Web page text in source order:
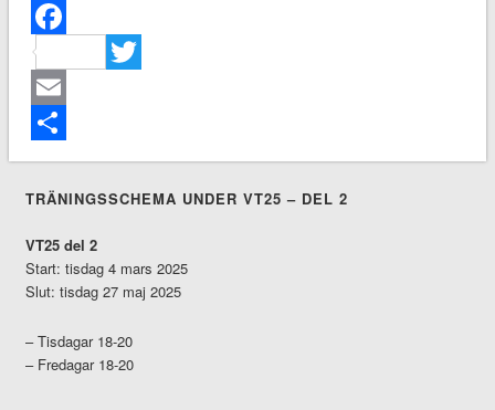
Facebook
Twitter
Email
Dela
TRÄNINGSSCHEMA UNDER VT25 – DEL 2
VT25 del 2
Start: tisdag 4 mars 2025
Slut: tisdag 27 maj 2025
– Tisdagar 18-20
– Fredagar 18-20